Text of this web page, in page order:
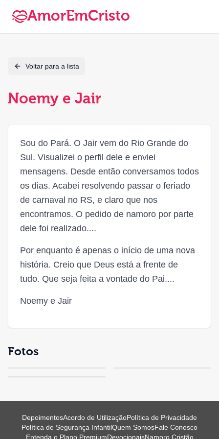
AmorEmCristo
Voltar para a lista
Noemy e Jair
Sou do Pará. O Jair vem do Rio Grande do
Sul. Visualizei o perfil dele e enviei
mensagens. Desde então conversamos todos
os dias. Acabei resolvendo passar o feriado
de carnaval no RS, e claro que nos
encontramos. O pedido de namoro por parte
dele foi realizado....
Por enquanto é apenas o início de uma nova
história. Creio que Deus está a frente de
tudo. Que seja feita a vontade do Pai....
Noemy e Jair
Fotos
DepoimentosAcordo de UtilizaçãoPolítica de Privacidade
Política de Segurança InfantilQuem SomosFale Conosco
Entenda o Plano PremiumDevocionaisNamoro Cristão